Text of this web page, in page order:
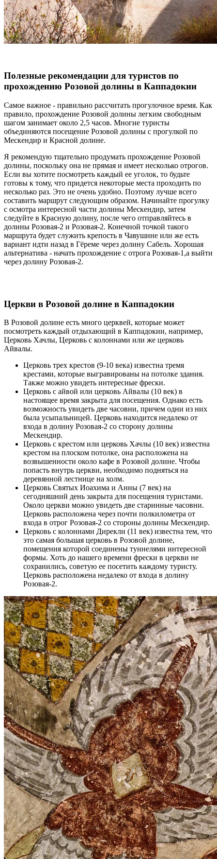
Полезные рекомендации для туристов по
прохождению Розовой долины в Каппадокии
Самое важное - правильно рассчитать прогулочное время. Как
правило, прохождение Розовой долины легким свободным
шагом занимает около 2,5 часов. Многие туристы
объединяются посещение Розовой долины с прогулкой по
Мескендир и Красной долине.
Я рекомендую тщательно продумать прохождение Розовой
долины, поскольку она не прямая и имеет несколько отрогов.
Если вы хотите посмотреть каждый ее уголок, то будьте
готовы к тому, что придется некоторые места проходить по
несколько раз. Это не очень удобно. Поэтому лучше всего
составить маршрут следующим образом. Начинайте прогулку
с осмотра интересной части долины Мескендир, затем
следуйте в Красную долину, после чего отправляйтесь в
долины Розовая-2 и Розовая-2. Конечной точкой такого
маршрута будет служить крепость в Чавушине или же есть
вариант идти назад в Гёреме через долину Сабель. Хорошая
альтернатива - начать прохождение с отрога Розовая-1,а выйти
через долину Розовая-2.
Церкви в Розовой долине в Каппадокии
В Розовой долине есть много церквей, которые может
посмотреть каждый отдыхающий в Каппадокии, например,
Церковь Хачлы, Церковь с колоннами или же церковь
Айвалы.
Церковь трех крестов (9-10 века) известна тремя
крестами, которые выгравированы на потолке здания.
Также можно увидеть интересные фрески.
Церковь с айвой или церковь Айвалы (10 век) в
настоящее время закрыта для посещения. Однако есть
возможность увидеть две часовни, причем одни из них
была усыпальницей. Церковь находится недалеко от
входа в долину Розовая-2 со сторону долины
Мескендир.
Церковь с крестом или церковь Хачлы (10 век) известна
крестом на плоском потолке, она расположена на
возвышенности около кафе в Розовой долине. Чтобы
попасть внутрь церкви, необходимо подняться на
деревянной лестнице на холм.
Церковь Святых Иоахима и Анны (7 век) на
сегодняшний день закрыта для посещения туристами.
Около церкви можно увидеть две старинные часовни.
Церковь расположена через почти полкилометра от
входа в отрог Розовая-2 со стороны долины Мескендир.
Церковь с колоннами Дирекли (11 век) известна тем, что
это самая большая церковь в Розовой долине,
помещения которой соединены туннелями интересной
формы. Хоть до нашего времени фрески в церкви не
сохранились, советую ее посетить каждому туристу.
Церковь расположена недалеко от входа в долину
Розовая-2.